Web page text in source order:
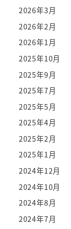
2026年3月
2026年2月
2026年1月
2025年10月
2025年9月
2025年7月
2025年5月
2025年4月
2025年2月
2025年1月
2024年12月
2024年10月
2024年8月
2024年7月